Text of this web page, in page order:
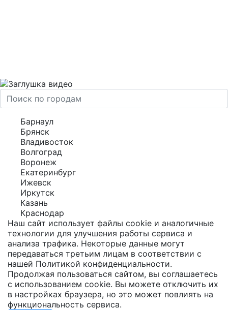
Барнаул
Брянск
Владивосток
Волгоград
Воронеж
Екатеринбург
Ижевск
Иркутск
Казань
Краснодар
Наш сайт использует файлы cookie и аналогичные
технологии для улучшения работы сервиса и
анализа трафика. Некоторые данные могут
передаваться третьим лицам в соответствии с
нашей Политикой конфиденциальности.
Продолжая пользоваться сайтом, вы соглашаетесь
с использованием cookie. Вы можете отключить их
в настройках браузера, но это может повлиять на
функциональность сервиса.